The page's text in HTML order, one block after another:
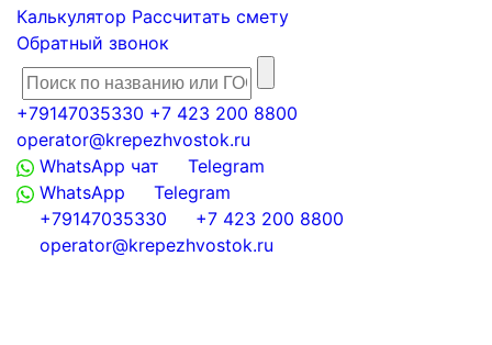
Калькулятор Рассчитать смету
Обратный звонок
+79147035330 +7 423 200 8800
operator@krepezhvostok.ru
WhatsApp чат
Telegram
WhatsApp
Telegram
+79147035330
+7 423 200 8800
operator@krepezhvostok.ru